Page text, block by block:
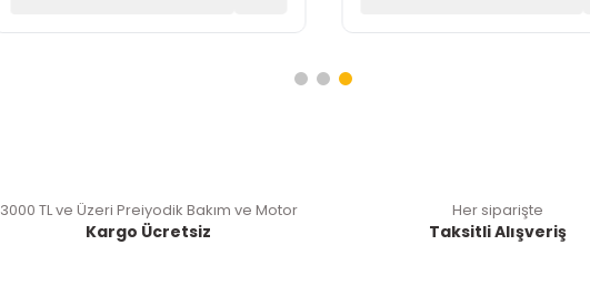
3000 TL ve Üzeri Preiyodik Bakım ve Motor
Kargo Ücretsiz
Her siparişte
Taksitli Alışveriş